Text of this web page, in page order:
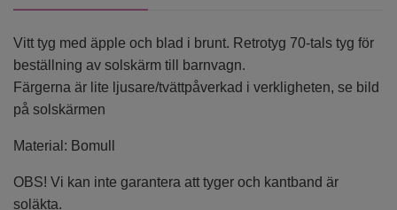
Vitt tyg med äpple och blad i brunt. Retrotyg 70-tals tyg för
beställning av solskärm till barnvagn.
Färgerna är lite ljusare/tvättpåverkad i verkligheten, se bild
på solskärmen
Material: Bomull
OBS! Vi kan inte garantera att tyger och kantband är
soläkta.